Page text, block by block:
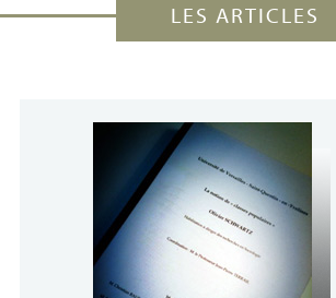
LES ARTICLES